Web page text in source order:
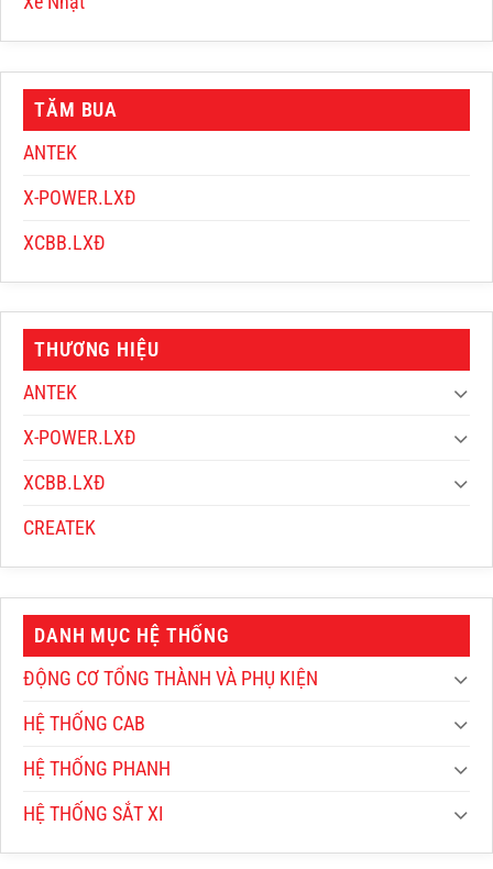
TĂM BUA
ANTEK
X-POWER.LXĐ
XCBB.LXĐ
THƯƠNG HIỆU
ANTEK
X-POWER.LXĐ
XCBB.LXĐ
CREATEK
DANH MỤC HỆ THỐNG
ĐỘNG CƠ TỔNG THÀNH VÀ PHỤ KIỆN
HỆ THỐNG CAB
HỆ THỐNG PHANH
HỆ THỐNG SẮT XI